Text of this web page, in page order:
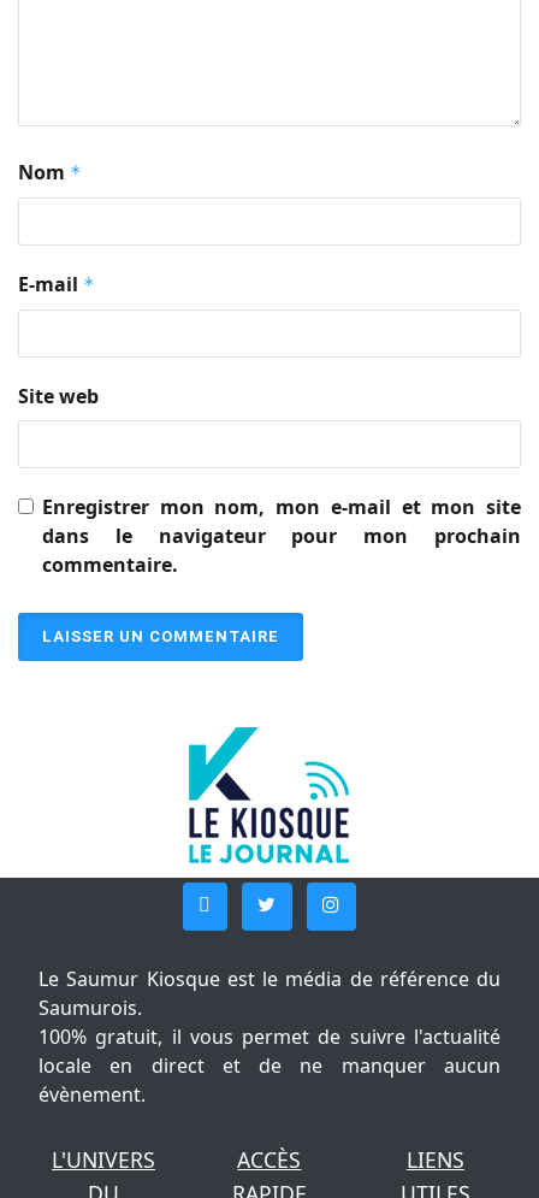
Nom *
E-mail *
Site web
Enregistrer mon nom, mon e-mail et mon site
dans le navigateur pour mon prochain
commentaire.
Le Saumur Kiosque est le média de référence du
Saumurois.
100% gratuit, il vous permet de suivre l'actualité
locale en direct et de ne manquer aucun
évènement.
L'UNIVERS
ACCÈS
LIENS